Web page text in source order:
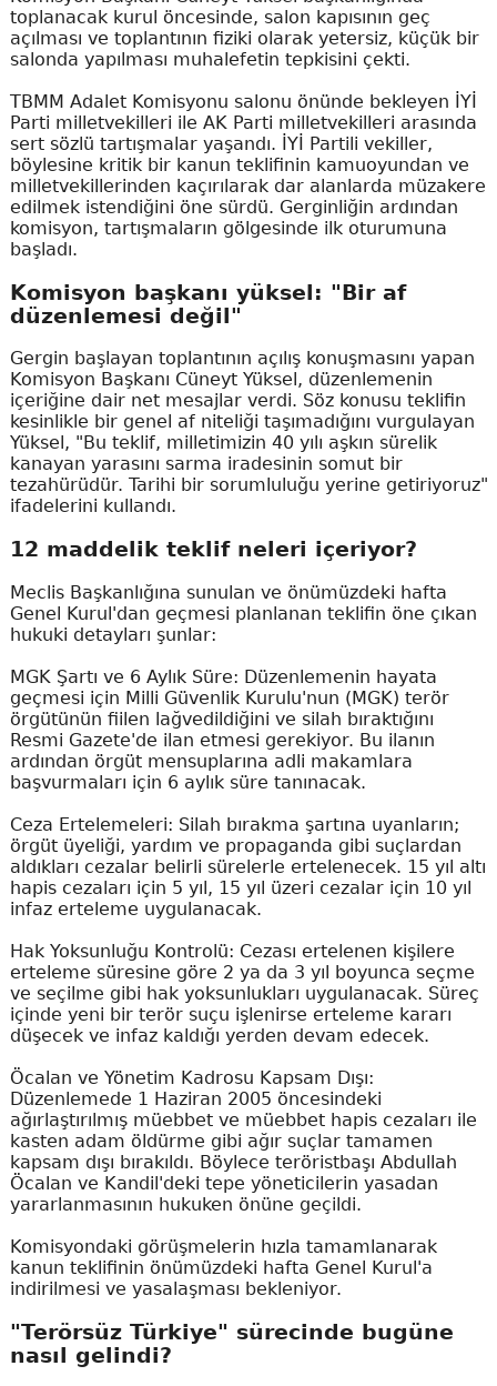
toplanacak kurul öncesinde, salon kapısının geç
açılması ve toplantının fiziki olarak yetersiz, küçük bir
salonda yapılması muhalefetin tepkisini çekti.
TBMM Adalet Komisyonu salonu önünde bekleyen İYİ
Parti milletvekilleri ile AK Parti milletvekilleri arasında
sert sözlü tartışmalar yaşandı. İYİ Partili vekiller,
böylesine kritik bir kanun teklifinin kamuoyundan ve
milletvekillerinden kaçırılarak dar alanlarda müzakere
edilmek istendiğini öne sürdü. Gerginliğin ardından
komisyon, tartışmaların gölgesinde ilk oturumuna
başladı.
Komisyon başkanı yüksel: "Bir af
düzenlemesi değil"
Gergin başlayan toplantının açılış konuşmasını yapan
Komisyon Başkanı Cüneyt Yüksel, düzenlemenin
içeriğine dair net mesajlar verdi. Söz konusu teklifin
kesinlikle bir genel af niteliği taşımadığını vurgulayan
Yüksel, "Bu teklif, milletimizin 40 yılı aşkın sürelik
kanayan yarasını sarma iradesinin somut bir
tezahürüdür. Tarihi bir sorumluluğu yerine getiriyoruz"
ifadelerini kullandı.
12 maddelik teklif neleri içeriyor?
Meclis Başkanlığına sunulan ve önümüzdeki hafta
Genel Kurul'dan geçmesi planlanan teklifin öne çıkan
hukuki detayları şunlar:
MGK Şartı ve 6 Aylık Süre: Düzenlemenin hayata
geçmesi için Milli Güvenlik Kurulu'nun (MGK) terör
örgütünün fiilen lağvedildiğini ve silah bıraktığını
Resmi Gazete'de ilan etmesi gerekiyor. Bu ilanın
ardından örgüt mensuplarına adli makamlara
başvurmaları için 6 aylık süre tanınacak.
Ceza Ertelemeleri: Silah bırakma şartına uyanların;
örgüt üyeliği, yardım ve propaganda gibi suçlardan
aldıkları cezalar belirli sürelerle ertelenecek. 15 yıl altı
hapis cezaları için 5 yıl, 15 yıl üzeri cezalar için 10 yıl
infaz erteleme uygulanacak.
Hak Yoksunluğu Kontrolü: Cezası ertelenen kişilere
erteleme süresine göre 2 ya da 3 yıl boyunca seçme
ve seçilme gibi hak yoksunlukları uygulanacak. Süreç
içinde yeni bir terör suçu işlenirse erteleme kararı
düşecek ve infaz kaldığı yerden devam edecek.
Öcalan ve Yönetim Kadrosu Kapsam Dışı:
Düzenlemede 1 Haziran 2005 öncesindeki
ağırlaştırılmış müebbet ve müebbet hapis cezaları ile
kasten adam öldürme gibi ağır suçlar tamamen
kapsam dışı bırakıldı. Böylece teröristbaşı Abdullah
Öcalan ve Kandil'deki tepe yöneticilerin yasadan
yararlanmasının hukuken önüne geçildi.
Komisyondaki görüşmelerin hızla tamamlanarak
kanun teklifinin önümüzdeki hafta Genel Kurul'a
indirilmesi ve yasalaşması bekleniyor.
"Terörsüz Türkiye" sürecinde bugüne
nasıl gelindi?